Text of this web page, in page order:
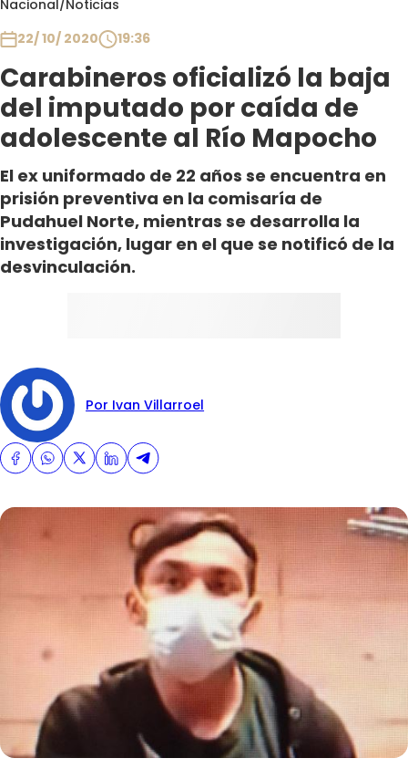
Nacional/Noticias
22/ 10/ 2020
19:36
Carabineros oficializó la baja
del imputado por caída de
adolescente al Río Mapocho
El ex uniformado de 22 años se encuentra en
prisión preventiva en la comisaría de
Pudahuel Norte, mientras se desarrolla la
investigación, lugar en el que se notificó de la
desvinculación.
Por Ivan Villarroel
Club De La Comedia
Contigo en Directo
Plan Perfecto
El Tiempo
Sabingo
Todos Los Programas